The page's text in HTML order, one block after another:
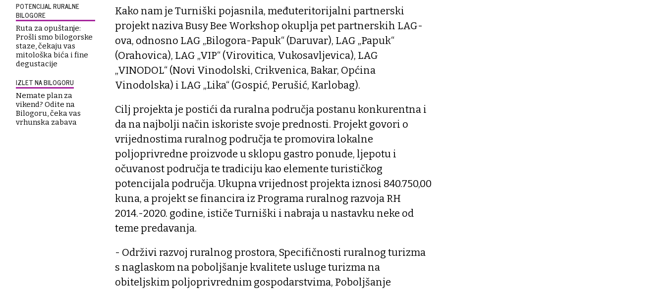
POTENCIJAL RURALNE
BILOGORE
Ruta za opuštanje:
Prošli smo bilogorske
staze, čekaju vas
mitološka bića i fine
degustacije
IZLET NA BILOGORU
Nemate plan za
vikend? Odite na
Bilogoru, čeka vas
vrhunska zabava
Kako nam je Turniški pojasnila, međuteritorijalni partnerski
projekt naziva Busy Bee Workshop okuplja pet partnerskih LAG-
ova, odnosno LAG „Bilogora-Papuk“ (Daruvar), LAG „Papuk“
(Orahovica), LAG „VIP“ (Virovitica, Vukosavljevica), LAG
„VINODOL“ (Novi Vinodolski, Crikvenica, Bakar, Općina
Vinodolska) i LAG „Lika“ (Gospić, Perušić, Karlobag).
Cilj projekta je postići da ruralna područja postanu konkurentna i
da na najbolji način iskoriste svoje prednosti. Projekt govori o
vrijednostima ruralnog područja te promovira lokalne
poljoprivredne proizvode u sklopu gastro ponude, ljepotu i
očuvanost područja te tradiciju kao elemente turističkog
potencijala područja. Ukupna vrijednost projekta iznosi 840.750,00
kuna, a projekt se financira iz Programa ruralnog razvoja RH
2014.-2020. godine, ističe Turniški i nabraja u nastavku neke od
teme predavanja.
- Održivi razvoj ruralnog prostora, Specifičnosti ruralnog turizma
s naglaskom na poboljšanje kvalitete usluge turizma na
obiteljskim poljoprivrednim gospodarstvima, Poboljšanje